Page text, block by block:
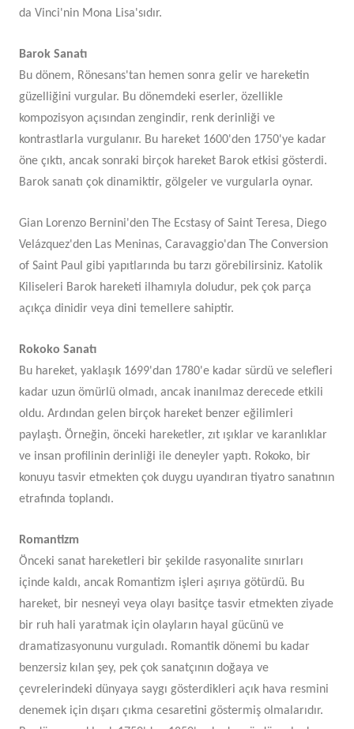
da Vinci'nin Mona Lisa'sıdır.
Barok Sanatı
Bu dönem, Rönesans'tan hemen sonra gelir ve hareketin
güzelliğini vurgular. Bu dönemdeki eserler, özellikle
kompozisyon açısından zengindir, renk derinliği ve
kontrastlarla vurgulanır. Bu hareket 1600'den 1750'ye kadar
öne çıktı, ancak sonraki birçok hareket Barok etkisi gösterdi.
Barok sanatı çok dinamiktir, gölgeler ve vurgularla oynar.
Gian Lorenzo Bernini'den The Ecstasy of Saint Teresa, Diego
Velázquez'den Las Meninas, Caravaggio'dan The Conversion
of Saint Paul gibi yapıtlarında bu tarzı görebilirsiniz. Katolik
Kiliseleri Barok hareketi ilhamıyla doludur, pek çok parça
açıkça dinidir veya dini temellere sahiptir.
Rokoko Sanatı
Bu hareket, yaklaşık 1699'dan 1780'e kadar sürdü ve selefleri
kadar uzun ömürlü olmadı, ancak inanılmaz derecede etkili
oldu. Ardından gelen birçok hareket benzer eğilimleri
paylaştı. Örneğin, önceki hareketler, zıt ışıklar ve karanlıklar
ve insan profilinin derinliği ile deneyler yaptı. Rokoko, bir
konuyu tasvir etmekten çok duygu uyandıran tiyatro sanatının
etrafında toplandı.
Romantizm
Önceki sanat hareketleri bir şekilde rasyonalite sınırları
içinde kaldı, ancak Romantizm işleri aşırıya götürdü. Bu
hareket, bir nesneyi veya olayı basitçe tasvir etmekten ziyade
bir ruh hali yaratmak için olayların hayal gücünü ve
dramatizasyonunu vurguladı. Romantik dönemi bu kadar
benzersiz kılan şey, pek çok sanatçının doğaya ve
çevrelerindeki dünyaya saygı gösterdikleri açık hava resmini
denemek için dışarı çıkma cesaretini göstermiş olmalarıdır.